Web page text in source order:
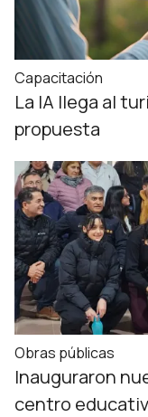
Capacitación
La IA llega al
propuesta
Obras públicas
Inauguraron
centro